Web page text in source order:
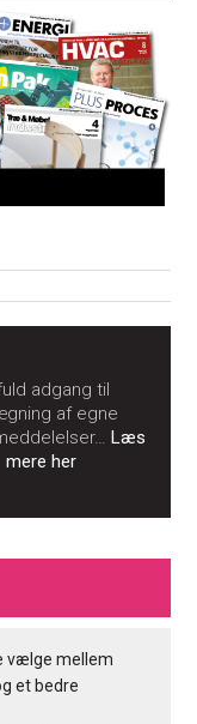
adgang til
af egne
Læs
mere her
vælge mellem
et bedre